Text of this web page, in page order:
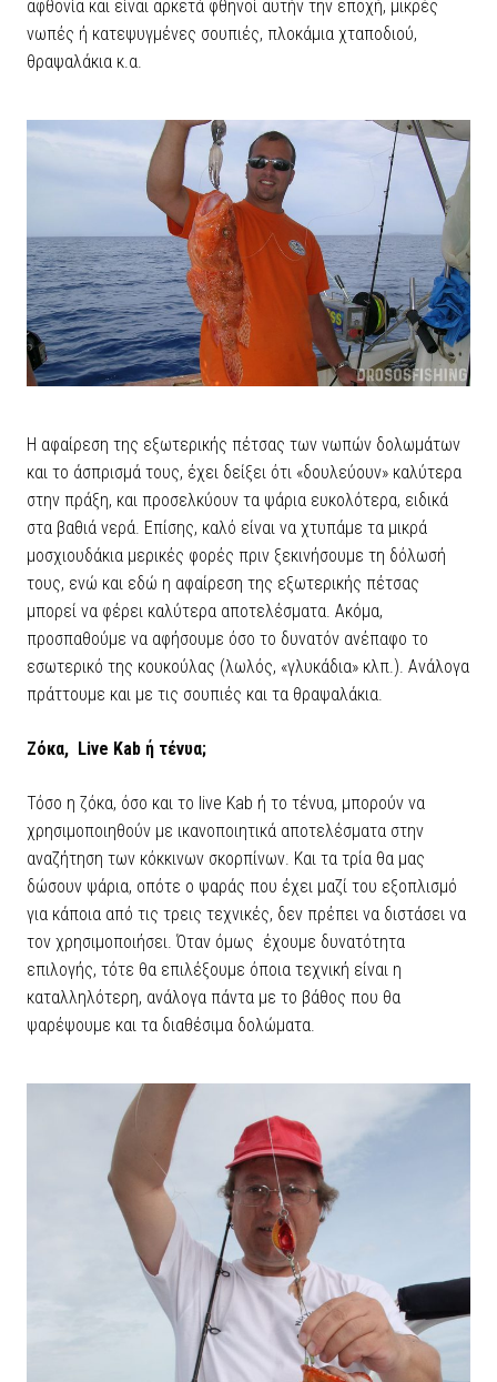
αφθονία και είναι αρκετά φθηνοί αυτήν την εποχή, μικρές
νωπές ή κατεψυγμένες σουπιές, πλοκάμια χταποδιού,
θραψαλάκια κ.α.
Η αφαίρεση της εξωτερικής πέτσας των νωπών δολωμάτων
και το άσπρισμά τους, έχει δείξει ότι «δουλεύουν» καλύτερα
στην πράξη, και προσελκύουν τα ψάρια ευκολότερα, ειδικά
στα βαθιά νερά. Επίσης, καλό είναι να χτυπάμε τα μικρά
μοσχιουδάκια μερικές φορές πριν ξεκινήσουμε τη δόλωσή
τους, ενώ και εδώ η αφαίρεση της εξωτερικής πέτσας
μπορεί να φέρει καλύτερα αποτελέσματα. Ακόμα,
προσπαθούμε να αφήσουμε όσο το δυνατόν ανέπαφο το
εσωτερικό της κουκούλας (λωλός, «γλυκάδια» κλπ.). Ανάλογα
πράττουμε και με τις σουπιές και τα θραψαλάκια.
Ζόκα, Live Kab ή τένυα;
Τόσο η ζόκα, όσο και το live Kab ή το τένυα, μπορούν να
χρησιμοποιηθούν με ικανοποιητικά αποτελέσματα στην
αναζήτηση των κόκκινων σκορπίνων. Και τα τρία θα μας
δώσουν ψάρια, οπότε ο ψαράς που έχει μαζί του εξοπλισμό
για κάποια από τις τρεις τεχνικές, δεν πρέπει να διστάσει να
τον χρησιμοποιήσει. Όταν όμως έχουμε δυνατότητα
επιλογής, τότε θα επιλέξουμε όποια τεχνική είναι η
καταλληλότερη, ανάλογα πάντα με το βάθος που θα
ψαρέψουμε και τα διαθέσιμα δολώματα.